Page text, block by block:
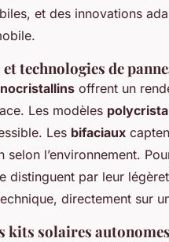
et des innovations
technologies de
offrent un
Les modèles
Les bifaciaux
selon l’environnement.
distinguent par leur
directement sur
kits solaires